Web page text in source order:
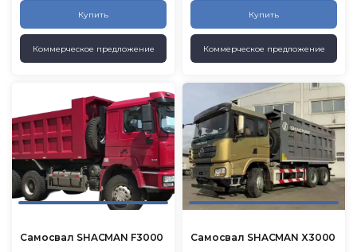
Купить
Коммерческое предложение
Купить
Коммерческое предложение
Самосвал SHACMAN F3000 Самосвал SHACMAN X3000